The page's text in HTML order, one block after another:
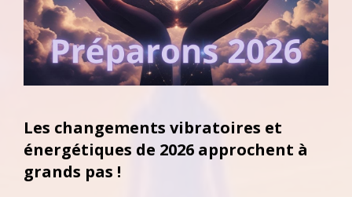
Les changements vibratoires et
énergétiques de 2026 approchent à
grands pas !